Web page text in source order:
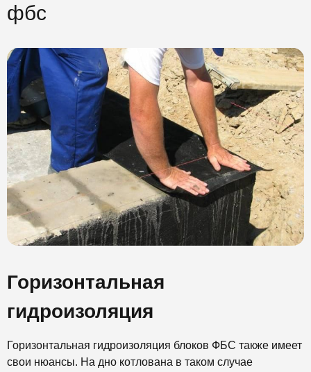
фбс
Горизонтальная
гидроизоляция
Горизонтальная гидроизоляция блоков ФБС также имеет
свои нюансы. На дно котлована в таком случае